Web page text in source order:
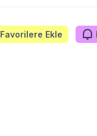
Favorilere Ekle